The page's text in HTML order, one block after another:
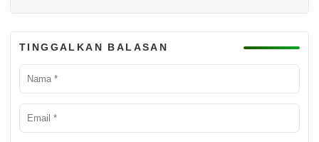
TINGGALKAN BALASAN